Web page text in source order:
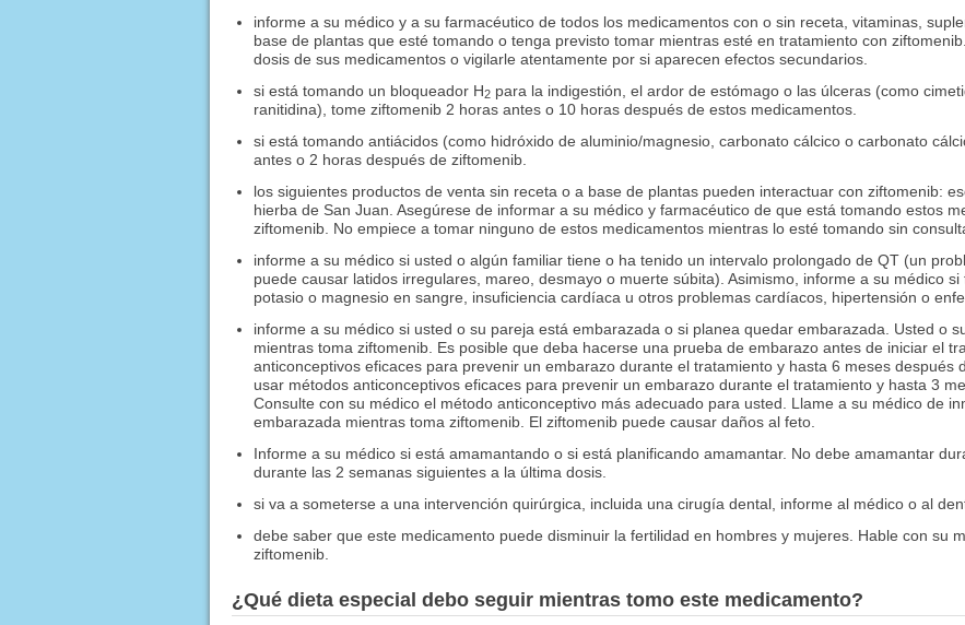
informe a su médico y a su farmacéutico de todos los medicamentos con o sin receta, vitaminas,
base de plantas que esté tomando o tenga previsto tomar mientras esté en tratamiento con
dosis de sus medicamentos o vigilarle atentamente por si aparecen efectos secundarios.
si está tomando un bloqueador H2para la indigestión, el ardor de estómago o las úlceras (como
ranitidina), tome ziftomenib 2 horas antes o 10 horas después de estos medicamentos.
si está tomando antiácidos (como hidróxido de aluminio/magnesio, carbonato cálcico o carbonato
antes o 2 horas después de ziftomenib.
los siguientes productos de venta sin receta o a base de plantas pueden interactuar con ziftomenib:
hierba de San Juan. Asegúrese de informar a su médico y farmacéutico de que está tomando estos
ziftomenib. No empiece a tomar ninguno de estos medicamentos mientras lo esté tomando sin
informe a su médico si usted o algún familiar tiene o ha tenido un intervalo prolongado de QT (un
puede causar latidos irregulares, mareo, desmayo o muerte súbita). Asimismo, informe a su médico
potasio o magnesio en sangre, insuficiencia cardíaca u otros problemas cardíacos, hipertensión o
informe a su médico si usted o su pareja está embarazada o si planea quedar embarazada. Usted o
mientras toma ziftomenib. Es posible que deba hacerse una prueba de embarazo antes de iniciar el
anticonceptivos eficaces para prevenir un embarazo durante el tratamiento y hasta 6 meses después
usar métodos anticonceptivos eficaces para prevenir un embarazo durante el tratamiento y hasta 3
Consulte con su médico el método anticonceptivo más adecuado para usted. Llame a su médico de
embarazada mientras toma ziftomenib. El ziftomenib puede causar daños al feto.
Informe a su médico si está amamantando o si está planificando amamantar. No debe amamantar
durante las 2 semanas siguientes a la última dosis.
si va a someterse a una intervención quirúrgica, incluida una cirugía dental, informe al médico o al
debe saber que este medicamento puede disminuir la fertilidad en hombres y mujeres. Hable con su
ziftomenib.
¿Qué dieta especial debo seguir mientras tomo este medicamento?